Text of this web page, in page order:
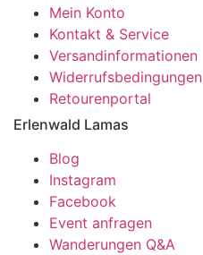
Mein Konto
Kontakt & Service
Versandinformationen
Widerrufsbedingungen
Retourenportal
Erlenwald Lamas
Blog
Instagram
Facebook
Event anfragen
Wanderungen Q&A